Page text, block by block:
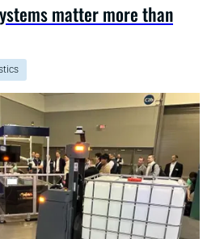
matter more than